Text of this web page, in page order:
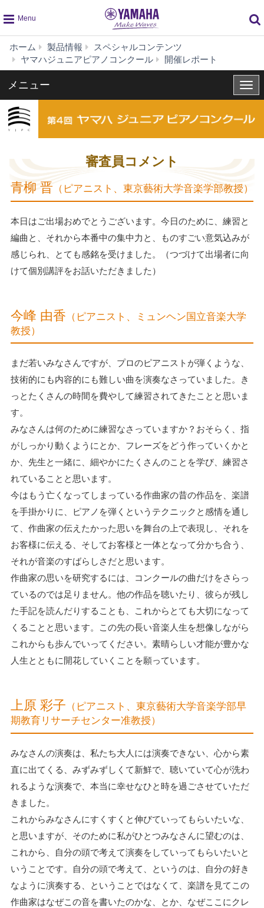
global
navigation
ホーム 製品情報
スペシャルコンテンツ
ヤマハジュニアピアノコンクール
開催レポート
査
ン
メ
ニ
ー
メニュー
審査員コメント
青柳 晋 （ピアニスト、東京藝術大学音楽学部教授）
本日はご出場おめでとうございます。今日のために、練習と
編曲と、それから本番中の集中力と、ものすごい意気込みが
感じられ、とても感銘を受けました。（つづけて出場者に向
けて個別講評をお話いただきました）
今峰 由香 （ピアニスト、ミュンヘン国立音楽大学
教授）
まだ若いみなさんですが、プロのピアニストが弾くような、
技術的にも内容的にも難しい曲を演奏なさっていました。き
っとたくさんの時間を費やして練習されてきたことと思いま
す。
みなさんは何のために練習なさっていますか？おそらく、指
がしっかり動くようにとか、フレーズをどう作っていくかと
か、先生と一緒に、細やかにたくさんのことを学び、練習さ
れていることと思います。
今はもう亡くなってしまっている作曲家の昔の作品を、楽譜
を手掛かりに、ピアノを弾くというテクニックと感情を通し
て、作曲家の伝えたかった思いを舞台の上で表現し、それを
お客様に伝える、そしてお客様と一体となって分かち合う、
それが音楽のすばらしさだと思います。
作曲家の思いを研究するには、コンクールの曲だけをさらっ
ているのでは足りません。他の作品を聴いたり、彼らが残し
た手記を読んだりすることも、これからとても大切になって
くることと思います。この先の長い音楽人生を想像しながら
これからも歩んでいってください。素晴らしい才能が豊かな
人生とともに開花していくことを願っています。
上原 彩子 （ピアニスト、東京藝術大学音楽学部早
期教育リサーチセンター准教授）
みなさんの演奏は、私たち大人には演奏できない、心から素
直に出てくる、みずみずしくて新鮮で、聴いていて心が洗わ
れるような演奏で、本当に幸せなひと時を過ごさせていただ
きました。
これからみなさんにすくすくと伸びていってもらいたいな、
と思いますが、そのために私がひとつみなさんに望むのは、
これから、自分の頭で考えて演奏をしていってもらいたいと
いうことです。自分の頭で考えて、というのは、自分の好き
なように演奏する、ということではなくて、楽譜を見てこの
作曲家はなぜこの音を書いたのかな、とか、なぜここにクレ